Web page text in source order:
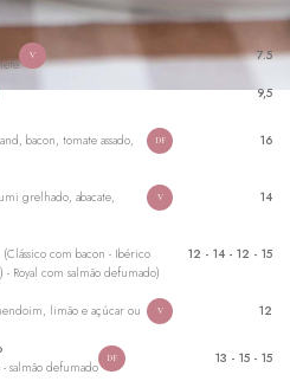
V
7.5
9,5
bacon, tomate assado,
DF 16
grelhado, abacate,
V 14
com bacon - Ibérico
Royal com salmão defumado)
12 - 14 - 12 - 15
limão e açúcar ou
V 12
salmão defumado
DF
13 - 15 - 15